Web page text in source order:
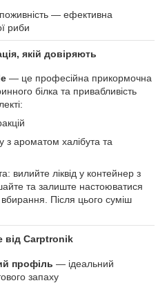
— ефективна
риби
якій довіряють
— це професійна прикормочна
білка та привабливість
з ароматом халібута та
вилийте ліквід у контейнер з
та залиште настоюватися
Після цього суміш
від Carptronik
профіль — ідеальний
запаху